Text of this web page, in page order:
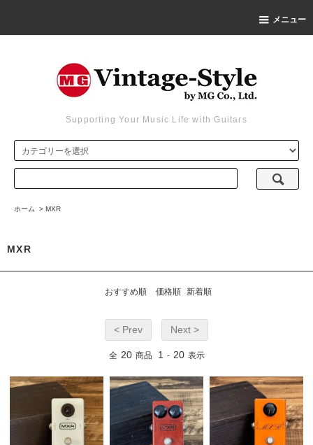
メニュー
Supporting Your Music Life with Guitars
ホーム > MXR
MXR
おすすめ順 価格順 新着順
< Prev Next >
全 20 商品 1 - 20 表示